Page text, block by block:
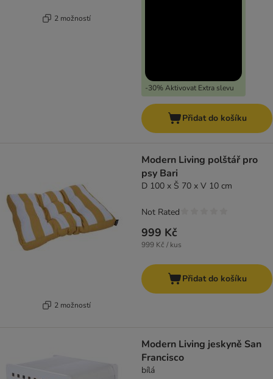
2 možností
-30% Aktivovat Extra slevu
Přidat do košíku
2 možností
Modern Living polštář pro
psy Bari
D 100 x Š 70 x V 10 cm
999 Kč
999 Kč / kus
Not Rated
Přidat do košíku
Modern Living jeskyně San
Francisco
bílá